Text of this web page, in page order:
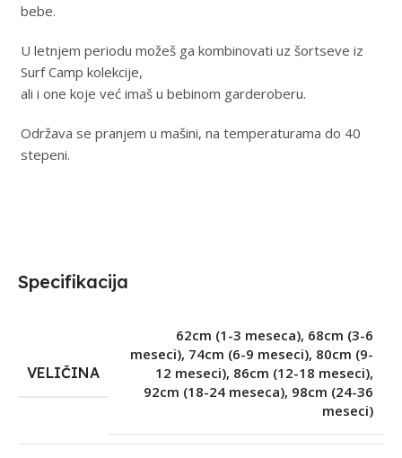
bebe.
U letnjem periodu možeš ga kombinovati uz šortseve iz
Surf Camp kolekcije,
ali i one koje već imaš u bebinom garderoberu.
Održava se pranjem u mašini, na temperaturama do 40
stepeni.
Specifikacija
VELIČINA
62cm (1-3 meseca), 68cm (3-6
meseci), 74cm (6-9 meseci), 80cm (9-
12 meseci), 86cm (12-18 meseci),
92cm (18-24 meseca), 98cm (24-36
meseci)